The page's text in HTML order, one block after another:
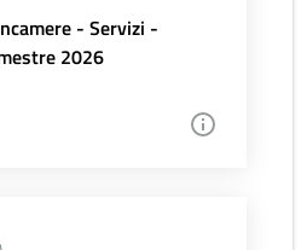
- Servizi -
2026